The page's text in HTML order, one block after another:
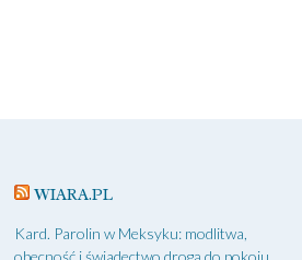
WIARA.PL
Kard. Parolin w Meksyku: modlitwa,
obecność i świadectwo drogą do pokoju